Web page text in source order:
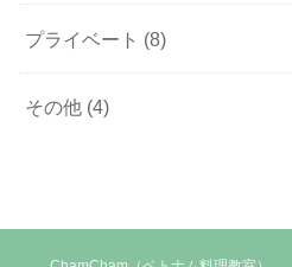
プライベート (8)
その他 (4)